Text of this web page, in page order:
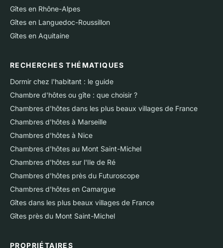
Gîtes en Rhône-Alpes
Gîtes en Languedoc-Roussillon
Gîtes en Aquitaine
RECHERCHES THÉMATIQUES
Dormir chez l'habitant : le guide
Chambre d'hôtes ou gîte : que choisir ?
Chambres d'hôtes dans les plus beaux villages de France
Chambres d'hôtes à Marseille
Chambres d'hôtes à Nice
Chambres d'hôtes au Mont Saint-Michel
Chambres d'hôtes sur l'Ile de Ré
Chambres d'hôtes près du Futuroscope
Chambres d'hôtes en Camargue
Gîtes dans les plus beaux villages de France
Gîtes près du Mont Saint-Michel
PROPRIÉTAIRES